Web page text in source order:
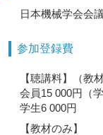
日本機械学会会
参加登録費
【聴講料】（教
会員15 000円（
学生6 000円
【教材のみ】